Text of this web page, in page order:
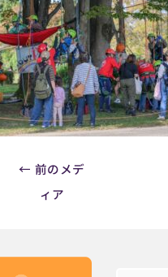
← 前のメデ
ィア